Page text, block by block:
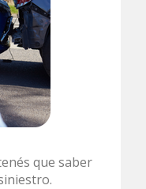
que saber